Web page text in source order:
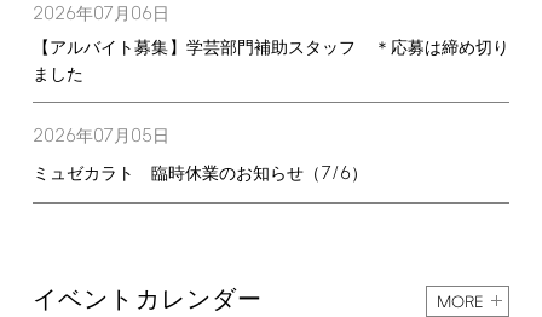
2026年07月 06日
【アルバイト募集】学芸部門補助スタッフ ＊応募は締め切り
ました
2026年07月 05日
ミュゼカラト 臨時休業のお知らせ（7/6）
イベントカレンダー MORE